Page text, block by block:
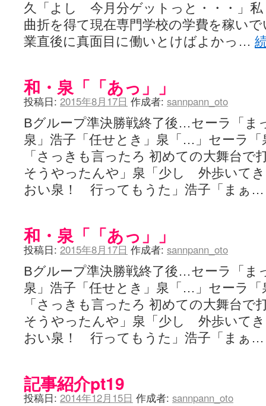
のよーなのよー - 咲-Saki- / 咲十夜 第四夜 (11:00)
Yaranakya » 咲-Saki- / 国際最萌リーグは園城寺怜ちゃんに一票を入れ
おもちがなくてもだいじょうぶ / 咲と照の確執【プリン】 (16:10)
咲-Saki-の舞台が特定されたら、行くしかないでしょ / ブログを引っ越
りりーがーる（仮） / 虎姫 カラオケ編っぽい小ネタ
フリテンリーチで流して / 姫松高校についてのいくらかの考察
オレのぞん / 咲さんのお誕生日です （ギリギリ）
飛鳥の巣 - 咲-Saki- / 咲キャラがギタリストだったら...【風越編】
遊び半分 / もうすぐ８月も終わり (16:03)
咲-Saki-ほんだし / 咲-Saki- 第128局 「涼風」 感想 (11:54)
咲-Saki-麻雀録 / 台風に強そうな咲キャラ (05:45)
君の友達。 / マイ・フェア・レディ (12:49)
ぽっこぬ / 咲絵ログ2 (15:21)
妄言郷 / 咲-Saki- 第129局「契機」感想 (16:01)
咲-Saki-のてきとう考察 - 咲-Saki- / 記事紹介：書け麻に参加でさっ
嶺上かいほー - 咲-saki- / (7/1日分)dreamscapeが更新していました
らぎこのだらだら日記帳 - 咲 -saki- / 咲アンテナ杯お疲れ様でした(半
考える凡人 / [咲-Saki-]姉帯豊音の能力考察―暦占という仮説―
まいるーむ / よく分かる、有珠山高校！（キャラについてひたすら語
プンスコ！ 野依日和！ - 咲-Saki- / 小蒔「渚のあわあわダブリィレイ
Ethanの色々ゆるじゃん不敗神話 - 咲-Saki- / 哲学的に考えてみる園城
幸咲良し / コメ返しその他 (08:27)
咲の仮blog / 和ちゃん (12:02)
もれ日和 / 一ちゃんのフィギュアと聞いたので (08:30)
読んだらそのままトイレで流して / 【今週の末原ちゃん】咲-Saki-
世紀末麻雀ブログ-じゃんキチ！ / 【咲-saki-】穏乃の良さを俺が「あ
すばらな人生 / 全国編終了！ ところで、すばら先輩はどれくらい出
ぐりーん哩 - 咲-Saki- / ネリー「ネリーはお金が要るの」
花鳥風月 - 咲-Saki- / やえたんイェイ～
電波天文学 - 咲-Saki- / BOOTH (15:19)
久「よし 今月分ゲットっと・・・」
曲折を得て現在専門学校の学費を稼い
業直後に真面目に働いとけばよかっ…
和・泉「「あっ」」
投稿日: 2015年8月17日 作成者: sannpann_oto
Bグループ準決勝戦終了後…セーラ「ま
泉」浩子「任せとき」泉「…」セーラ
「さっきも言ったろ 初めての大舞台で
そうやったんや」泉「少し 外歩いて
おい泉！ 行ってもうた」浩子「まぁ
和・泉「「あっ」」
投稿日: 2015年8月17日 作成者: sannpann_oto
Bグループ準決勝戦終了後…セーラ「ま
泉」浩子「任せとき」泉「…」セーラ
「さっきも言ったろ 初めての大舞台で
そうやったんや」泉「少し 外歩いて
おい泉！ 行ってもうた」浩子「まぁ
記事紹介pt19
投稿日: 2014年12月15日 作成者: sannpann_oto